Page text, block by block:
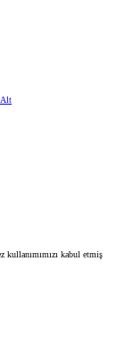
Alt
kullanımımızı kabul etmiş